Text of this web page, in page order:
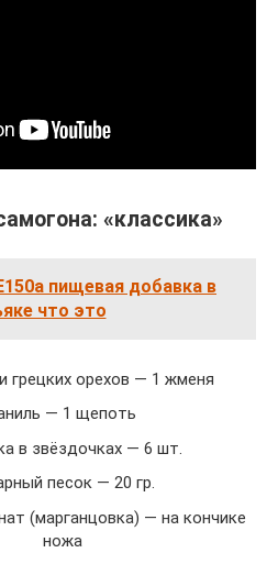
«классика»
пищевая добавка в
что это
грецких орехов — 1 жменя
— 1 щепоть
в звёздочках — 6 шт.
песок — 20 гр.
(марганцовка) — на кончике
ножа